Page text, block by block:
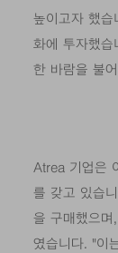
높이고자 했
화에 투자했
한 바람을 불
Atrea 기업은
를 갖고 있습
을 구매했으
였습니다. "이